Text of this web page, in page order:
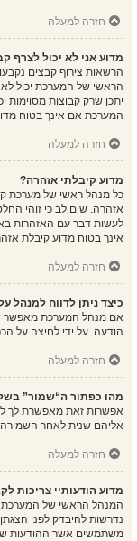
חזרה למעלה
מדוע אני לא יכול לצרף
הרשאות צירוף קבצים
הראשי של המערכת יכול
יתכן שרק קבוצות
המערכת אם אינך בטוח
חזרה למעלה
מדוע קיבלתי אזהרה?
כל מנהל ראשי של מערכת
לעשות דבר עם האזהרות
אינך בטוח מדוע קיבלת
חזרה למעלה
כיצד ניתן לדווח למנהל
אם מנהל המערכת מאפשר
הודעה. על ידי לחיצה על
חזרה למעלה
מהו כפתור ה“שמור”
אפשרות זאת מאפשרת לך
אליהם שנית לאחר
חזרה למעלה
מדוע הודעותיי צריכות
המנהל הראשי של המערכת
נדרשות להיבדק לפני
משתמשים אשר ההודעות